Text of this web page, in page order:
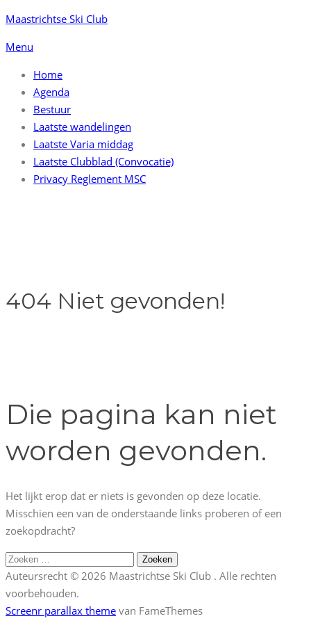
Ga
de
inhoud
Maastrichtse Ski Club
Menu
Home
Agenda
Bestuur
Laatste wandelingen
Laatste Varia middag
Laatste Clubblad (Convocatie)
Privacy Reglement MSC
404 Niet gevonden!
Die pagina kan niet
worden gevonden.
Het lijkt erop dat er niets is gevonden op deze locatie.
Misschien een van de onderstaande links proberen of een
zoekopdracht?
Zoeken
naar:
Auteursrecht © 2026 Maastrichtse Ski Club . Alle rechten
voorbehouden.
Screenr parallax theme van FameThemes